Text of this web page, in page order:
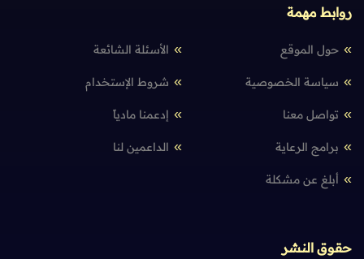
روابط مهمة
حول الموقع الأسئلة الشائعة
سياسة الخصوصية شروط الإستخدام
تواصل معنا إدعمنا مادياً
برامج الرعاية الداعمين لنا
أبلغ عن مشكلة
حقوق النشر